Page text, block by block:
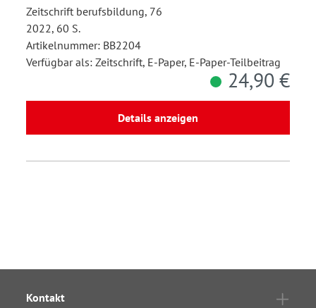
Zeitschrift berufsbildung, 76
2022, 60 S.
Artikelnummer: BB2204
Verfügbar als: Zeitschrift, E-Paper, E-Paper-Teilbeitrag
24,90 €
Details anzeigen
Kontakt